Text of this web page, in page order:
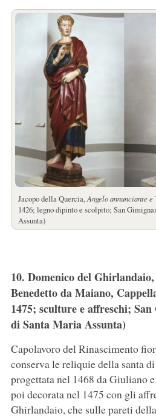
Jacopo della Quercia,Angelo annunciante
1426; legno dipinto e scolpito; San
Assunta)
10. Domenico del
Benedetto da Maiano,
1475; sculture e affreschi;
di Santa Maria Assunta)
Capolavoro del Rinascimento
conserva le reliquie della santa
progettata nel 1468 da Giuliano
poi decorata nel 1475 con gli
Ghirlandaio, che sulle pareti